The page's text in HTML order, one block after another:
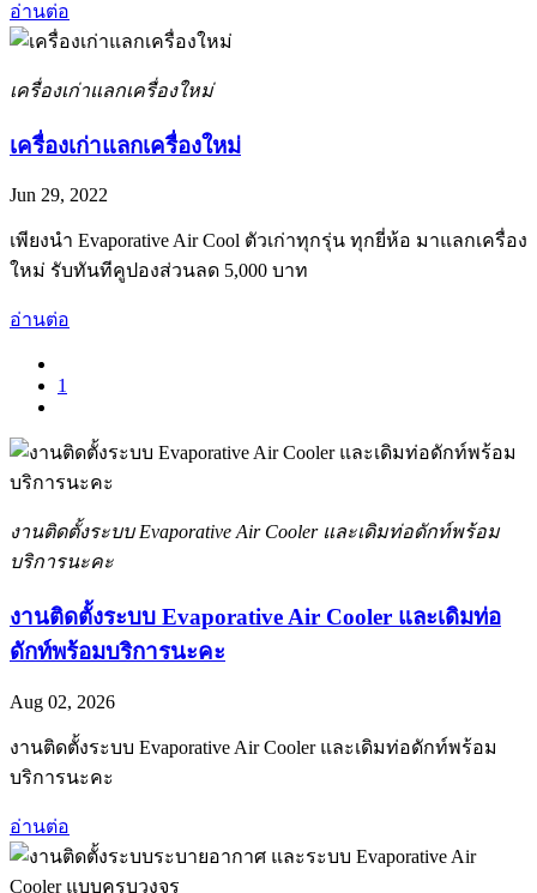
อ่านต่อ
เครื่องเก่าแลกเครื่องใหม่
เครื่องเก่าแลกเครื่องใหม่
Jun 29, 2022
เพียงนำ Evaporative Air Cool ตัวเก่าทุกรุ่น ทุกยี่ห้อ มาแลกเครื่อง
ใหม่ รับทันทีคูปองส่วนลด 5,000 บาท
อ่านต่อ
1
งานติดตั้งระบบ Evaporative Air Cooler และเดิมท่อดักท์พร้อม
บริการนะคะ
งานติดตั้งระบบ Evaporative Air Cooler และเดิมท่อ
ดักท์พร้อมบริการนะคะ
Aug 02, 2026
งานติดตั้งระบบ Evaporative Air Cooler และเดิมท่อดักท์พร้อม
บริการนะคะ
อ่านต่อ